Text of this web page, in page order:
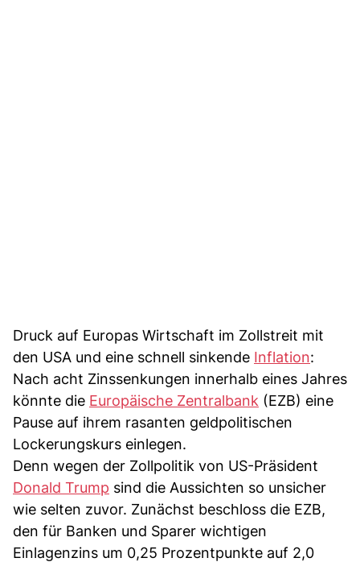
Druck auf Europas Wirtschaft im Zollstreit mit
den USA und eine schnell sinkende Inflation:
Nach acht Zinssenkungen innerhalb eines Jahres
könnte die Europäische Zentralbank (EZB) eine
Pause auf ihrem rasanten geldpolitischen
Lockerungskurs einlegen.
Denn wegen der Zollpolitik von US-Präsident
Donald Trump sind die Aussichten so unsicher
wie selten zuvor. Zunächst beschloss die EZB,
den für Banken und Sparer wichtigen
Einlagenzins um 0,25 Prozentpunkte auf 2,0